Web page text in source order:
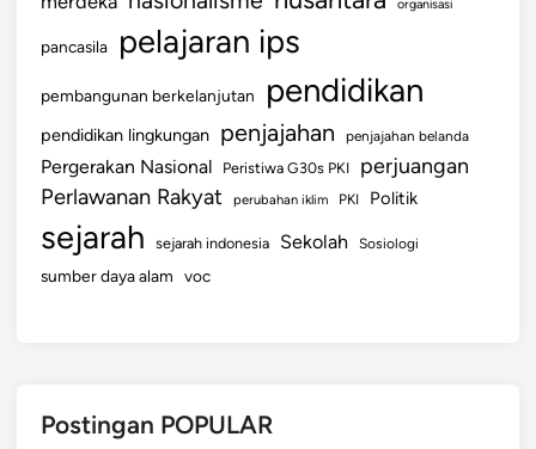
organisasi
pancasila pelajaran ips
pembangunan berkelanjutan pendidikan
pendidikan lingkungan penjajahan penjajahan belanda
Pergerakan Nasional Peristiwa G30s PKI perjuangan
Perlawanan Rakyat perubahan iklim PKI Politik
sejarah sejarah indonesia Sekolah Sosiologi
sumber daya alam voc
Postingan POPULAR